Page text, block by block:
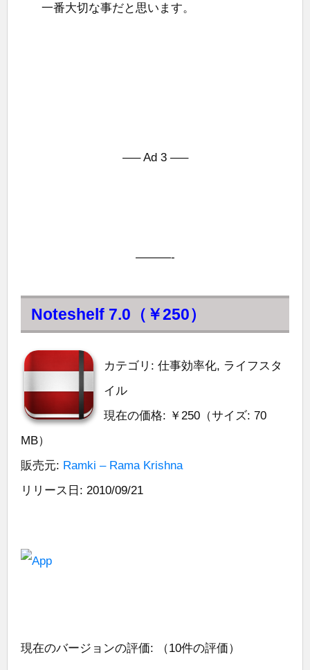
一番大切な事だと思います。
—– Ad 3 —–
———-
Noteshelf 7.0（￥250）
カテゴリ: 仕事効率化, ライフスタ
イル
現在の価格: ￥250（サイズ: 70
MB）
販売元: Ramki – Rama Krishna
リリース日: 2010/09/21
現在のバージョンの評価: （10件の評価）